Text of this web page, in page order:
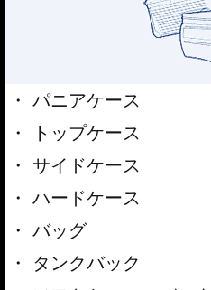
パニアケース
トップケース
サイドケース
ハードケース
バッグ
タンクバック